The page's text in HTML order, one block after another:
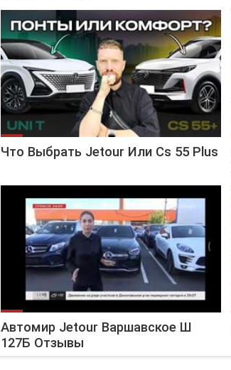
Что Выбрать Jetour Или Cs 55 Plus
Автомир Jetour Варшавское Ш
127Б Отзывы